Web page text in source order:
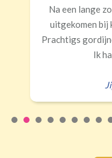
(wave plooi)
Half
€34,95 per stuk
Snelle